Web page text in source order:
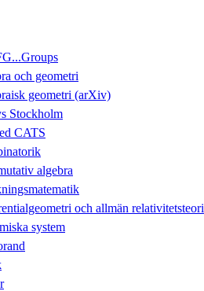
och geometri
geometri (arXiv)
Stockholm
CATS
algebra
och allmän relativitetsteori
system